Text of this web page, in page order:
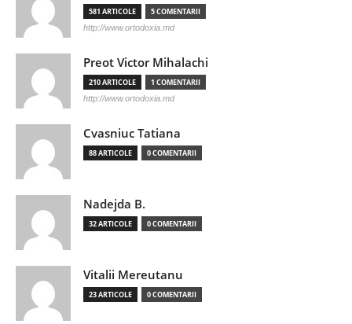
581 ARTICOLE 5 COMENTARII
http://www.ortodoxia.md
Preot Victor Mihalachi
210 ARTICOLE 1 COMENTARII
http://www.ortodoxia.md
Cvasniuc Tatiana
88 ARTICOLE 0 COMENTARII
Nadejda B.
32 ARTICOLE 0 COMENTARII
Vitalii Mereutanu
23 ARTICOLE 0 COMENTARII